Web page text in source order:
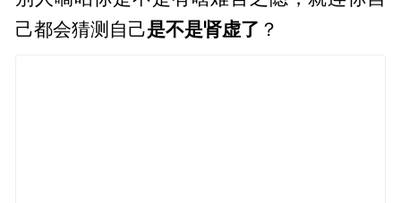
己都会猜测自己是不是肾虚了 ？